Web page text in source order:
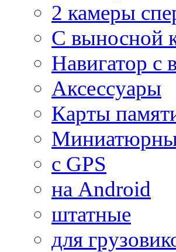
2 камеры
С выносной
Навигатор с
Аксессуары
Карты
с GPS
на Android
штатные
для